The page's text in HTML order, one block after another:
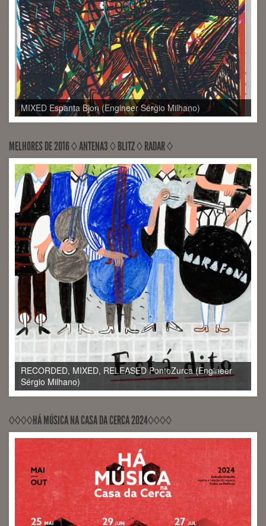
MELHORES DE 2016 ◊ ANTENA3 ◊ BLITZ ◊ RADAR ◊
RECORDED, MIXED, RELEASED PontoZurca (Engineer
Sérgio Milhano)
◊◊◊◊HÁ MÚSICA NA CASA DA CERCA 2024◊◊◊◊